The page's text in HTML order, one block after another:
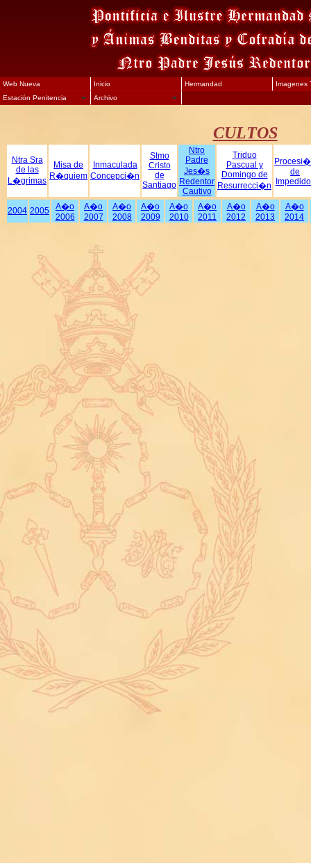
Web Nueva Inicio Hermandad
Imagenes
Estación Penitencia
Archivo
CULTOS
Ntra Sra
de las
L�grimas
Misa de
R�quiem
Inmaculada
Concepci�n
Stmo
Cristo
de
Santiago
Ntro
Padre
Jes�s
Redentor
Cautivo
Triduo
Pascual y
Domingo de
Resurrecci�n
de
2004 2005
A�o
2006
A�o
2007
A�o
2008
A�o
2009
A�o
2010
A�o
2011
A�o
2012
A�o
2013
A�o
2014